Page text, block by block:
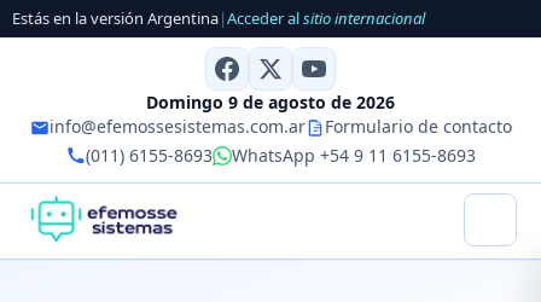
Estás en la versión Argentina|Acceder alsitio internacional
Domingo 9 de agosto de 2026
info@efemossesistemas.com.ar
Formulario de contacto
(011) 6155-8693
WhatsApp +54 9 11 6155-8693